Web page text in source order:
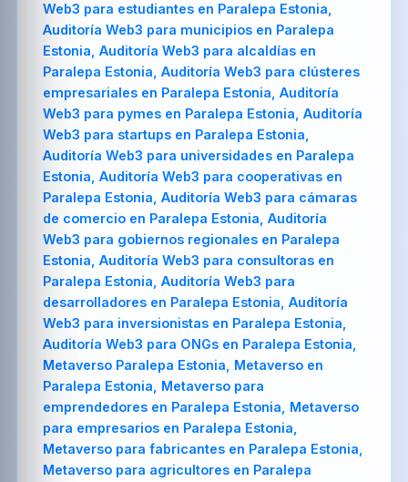
Web3 para estudiantes en Paralepa Estonia,
Auditoría Web3 para municipios en Paralepa
Estonia, Auditoría Web3 para alcaldías en
Paralepa Estonia, Auditoría Web3 para clústeres
empresariales en Paralepa Estonia, Auditoría
Web3 para pymes en Paralepa Estonia, Auditoría
Web3 para startups en Paralepa Estonia,
Auditoría Web3 para universidades en Paralepa
Estonia, Auditoría Web3 para cooperativas en
Paralepa Estonia, Auditoría Web3 para cámaras
de comercio en Paralepa Estonia, Auditoría
Web3 para gobiernos regionales en Paralepa
Estonia, Auditoría Web3 para consultoras en
Paralepa Estonia, Auditoría Web3 para
desarrolladores en Paralepa Estonia, Auditoría
Web3 para inversionistas en Paralepa Estonia,
Auditoría Web3 para ONGs en Paralepa Estonia,
Metaverso Paralepa Estonia, Metaverso en
Paralepa Estonia, Metaverso para
emprendedores en Paralepa Estonia, Metaverso
para empresarios en Paralepa Estonia,
Metaverso para fabricantes en Paralepa Estonia,
Metaverso para agricultores en Paralepa